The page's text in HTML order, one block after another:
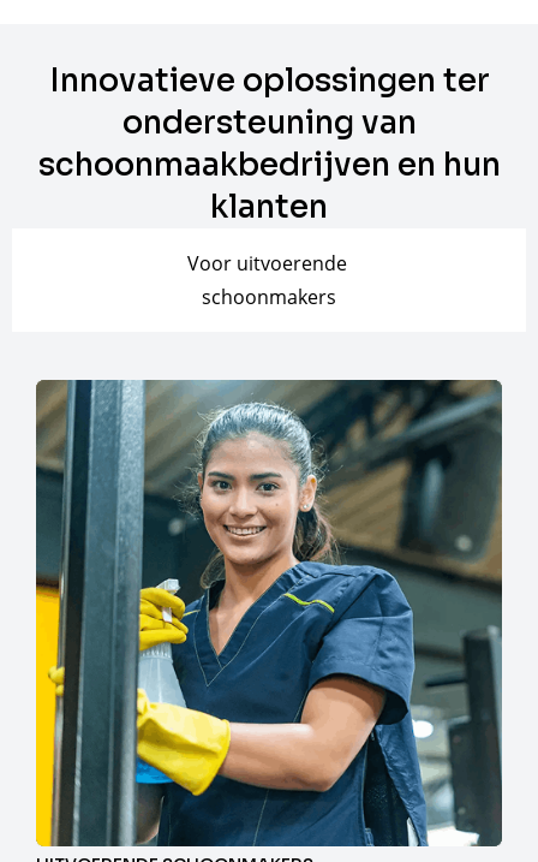
Innovatieve oplossingen ter
ondersteuning van
schoonmaakbedrijven en hun
klanten
Voor uitvoerende
schoonmakers